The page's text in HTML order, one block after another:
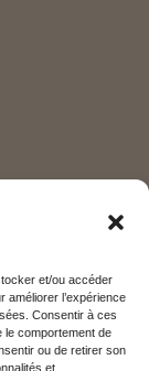
et/ou accéder
améliorer l’expérience
Consentir à ces
le comportement de
ou de retirer son
et